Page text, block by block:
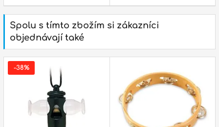
Spolu s tímto zbožím si zákazníci
objednávají také
-38%